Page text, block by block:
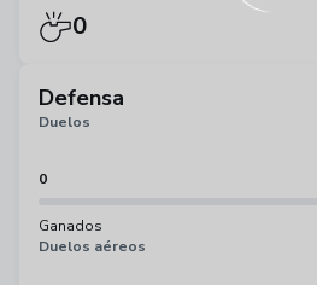
0
Defensa
Duelos
0
Ganados
Duelos aéreos